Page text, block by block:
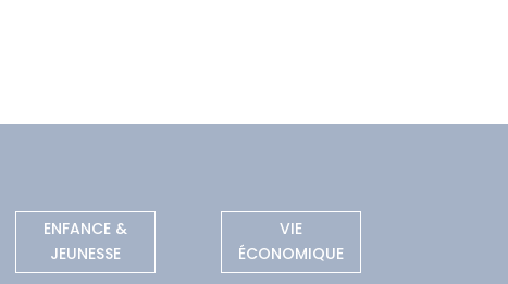
ENFANCE &
JEUNESSE
VIE
ÉCONOMIQUE